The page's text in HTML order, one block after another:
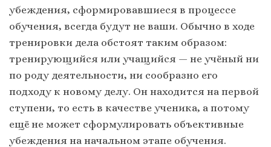
убеждения, сформировавшиеся в процессе
обучения, всегда будут не ваши. Обычно в ходе
тренировки дела обстоят таким образом:
тренирующийся или учащийся — не учёный ни
по роду деятельности, ни сообразно его
подходу к новому делу. Он находится на первой
ступени, то есть в качестве ученика, а потому
ещё не может сформулировать объективные
убеждения на начальном этапе обучения.